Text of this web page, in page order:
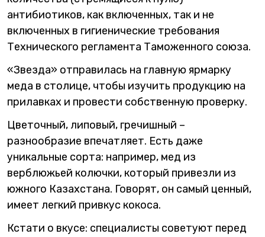
антибиотиков, как включенных, так и не
включенных в гигиенические требования
Технического регламента Таможенного союза.
«Звезда» отправилась на главную ярмарку
меда в столице, чтобы изучить продукцию на
прилавках и провести собственную проверку.
Цветочный, липовый, гречишный –
разнообразие впечатляет. Есть даже
уникальные сорта: например, мед из
верблюжьей колючки, который привезли из
южного Казахстана. Говорят, он самый ценный,
имеет легкий привкус кокоса.
Кстати о вкусе: специалисты советуют перед